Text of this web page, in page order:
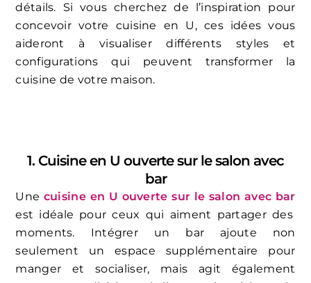
détails. Si vous cherchez de l’inspiration pour
concevoir votre cuisine en U, ces idées vous
aideront à visualiser différents styles et
configurations qui peuvent transformer la
cuisine de votre maison.
1. Cuisine en U ouverte sur le salon avec
bar
Une cuisine en U ouverte sur le salon avec bar
est idéale pour ceux qui aiment partager des
moments. Intégrer un bar ajoute non
seulement un espace supplémentaire pour
manger et socialiser, mais agit également